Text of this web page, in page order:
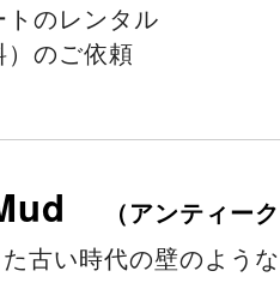
のレンタル
のご依頼
（アンティ
古い時代の壁のよう